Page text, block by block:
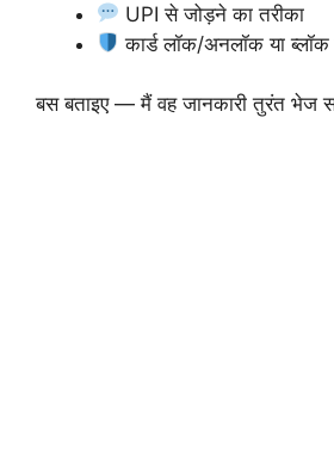
UPI से जोड़ने का तरीका
कार्ड लॉक/अनलॉक या
बस बताइए — मैं वह जानकारी तुरंत भेज